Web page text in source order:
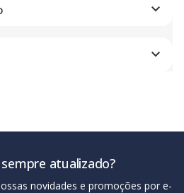
atualizado?
novidades e promoções por e-